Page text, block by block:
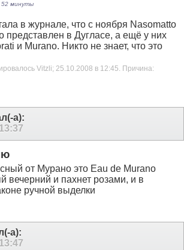
52 минуты
в журнале, что с ноября Nasomatto
представлен в Дугласе, а ещё у них
и Murano. Никто не знает, что это
Vitzli; 25.10.2008 в 12:45. Причина:
а):
13:37
от Мурано это Eau de Murano
вечерний и пахнет розами, и в
ручной выделки
а):
13:47